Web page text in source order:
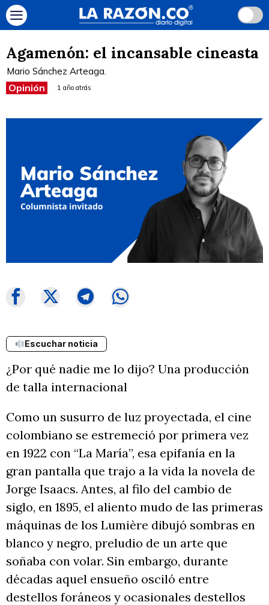
Agamenón: el incansable cineasta
Mario Sánchez Arteaga.
Opinión 1 año atrás
Escuchar noticia
¿Por qué nadie me lo dijo? Una producción
de talla internacional
Como un susurro de luz proyectada, el cine
colombiano se estremeció por primera vez
en 1922 con “La María”, esa epifanía en la
gran pantalla que trajo a la vida la novela de
Jorge Isaacs. Antes, al filo del cambio de
siglo, en 1895, el aliento mudo de las primeras
máquinas de los Lumière dibujó sombras en
blanco y negro, preludio de un arte que
soñaba con volar. Sin embargo, durante
décadas aquel ensueño osciló entre
destellos foráneos y ocasionales destellos